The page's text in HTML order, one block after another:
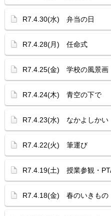
R7.4.30(水) 弁当の日
R7.4.28(月) 任命式
R7.4.25(金) 学校の風景画
R7.4.24(木) 青空の下で
R7.4.23(水) なかよしかい
R7.4.22(火) 筆運び
R7.4.19(土) 授業参観・
R7.4.18(金) 春のいきもの